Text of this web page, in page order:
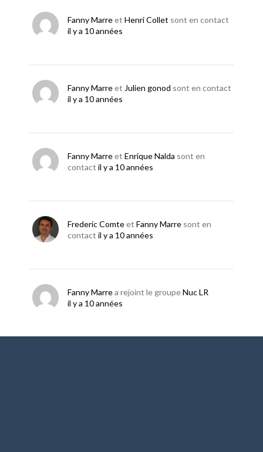
Fanny Marreet Henri Collet sont en contact
il y a 10 années
Fanny Marreet Julien gonod sont en contact
il y a 10 années
Fanny Marreet Enrique Nalda sont en
contact il y a 10 années
Frederic Comteet Fanny Marre sont en
contact il y a 10 années
Fanny Marrea rejoint le groupeNuc LR
il y a 10 années